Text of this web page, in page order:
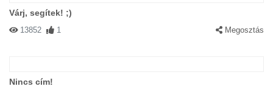
Várj, segítek! ;)
13852 1 Megosztás
Nincs cím!